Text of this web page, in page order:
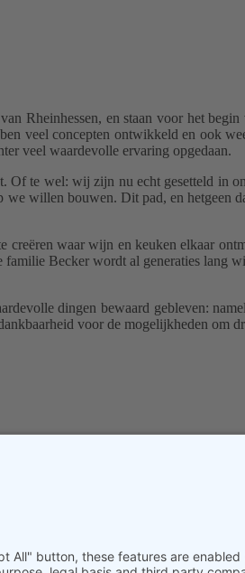
Rheinhessen, en staan voor het
veel concepten ontwikkeld en ook
veel waardevolle ervaring opgedaan.
Of te wel: wij zijn nu echt gesetteld in
willen bouwen. Dit pad, en hetgeen
creëren waar wijn en keuken elkaar
familie Becker wordt al generaties lang
dingen bewaard gebleven:
voor de mogelijkheden om